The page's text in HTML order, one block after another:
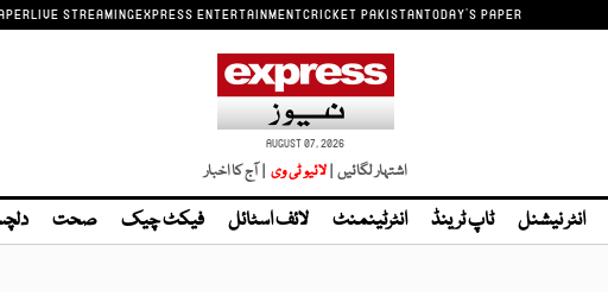
LIVE STREAMINGEXPRESS ENTERTAINMENTCRICKET PAKISTANTODAY'S PAPER
AUGUST 07, 2026
اشتہار لگائیں | | آج کا اخبار
انٹر نیشنل ٹاپ ٹرینڈ انٹرٹینمنٹ لائف اسٹائل فیکٹ چیک صحت